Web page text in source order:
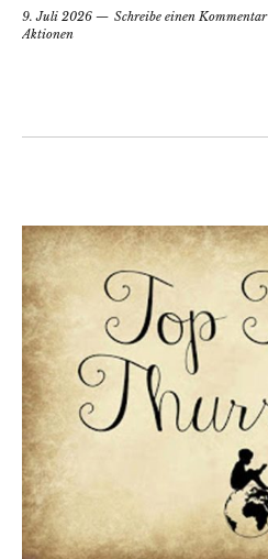
9. Juli 2026
Schreibe einen Kommentar
Aktionen